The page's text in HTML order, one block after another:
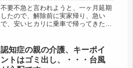
応援、サンキュです。
不要不急と言われようと、一ヶ月延期
したので、解除前に実家帰り、急い
で、安いヒカリに乗車で帰ってきた
いた。その上、トータルディスタンス
もあったっけ・・・とにかく、母の様
子が変...
認知症の親の介護、キーポイ
ントはゴミ出し、・・・台風